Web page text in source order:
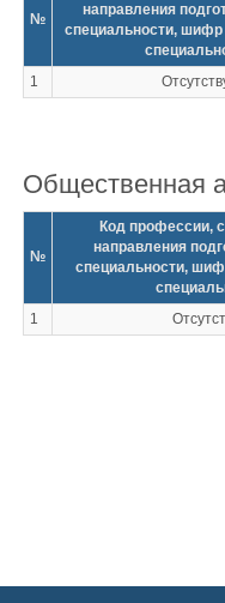
№
направления
специальности,
1
Общественная
№
Код профессии,
направления
специальности,
1